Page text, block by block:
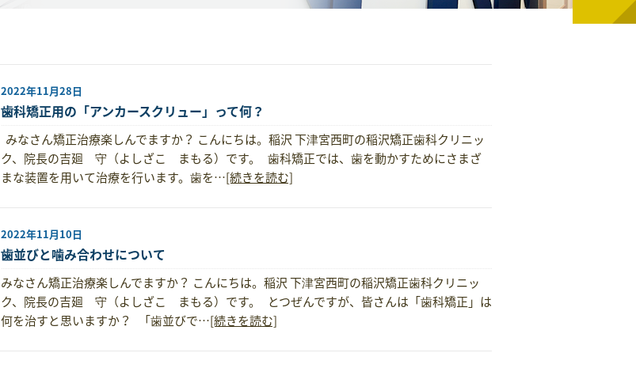
2022年11月28日
歯科矯正用の「アンカースクリュー」って何？
みなさん矯正治療楽しんでますか？ こんにちは。稲沢 下津宮西町の稲沢矯正歯科クリニッ
ク、院長の吉廻 守（よしざこ まもる）です。 歯科矯正では、歯を動かすためにさまざ
まな装置を用いて治療を行います。歯を…[続きを読む]
2022年11月10日
歯並びと噛み合わせについて
みなさん矯正治療楽しんでますか？ こんにちは。稲沢 下津宮西町の稲沢矯正歯科クリニッ
ク、院長の吉廻 守（よしざこ まもる）です。 とつぜんですが、皆さんは「歯科矯正」は
何を治すと思いますか？ 「歯並びで…[続きを読む]